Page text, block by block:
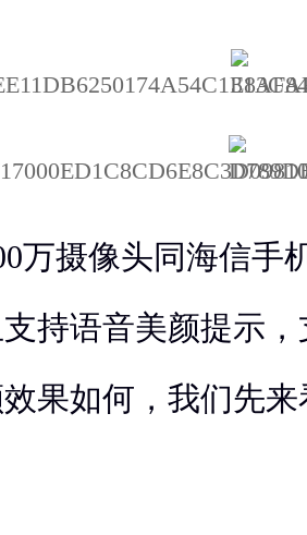
万摄像头同海信手
持语音美颜提示
果如何，我们先